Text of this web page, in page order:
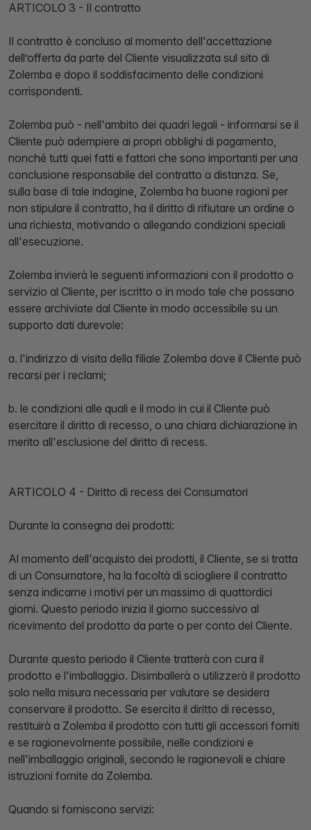
ARTICOLO 3 - Il contratto
Il contratto è concluso al momento dell'accettazione
dell’offerta da parte del Cliente visualizzata sul sito di
Zolemba e dopo il soddisfacimento delle condizioni
corrispondenti.
Zolemba può - nell'ambito dei quadri legali - informarsi se il
Cliente può adempiere ai propri obblighi di pagamento,
nonché tutti quei fatti e fattori che sono importanti per una
conclusione responsabile del contratto a distanza. Se,
sulla base di tale indagine, Zolemba ha buone ragioni per
non stipulare il contratto, ha il diritto di rifiutare un ordine o
una richiesta, motivando o allegando condizioni speciali
all'esecuzione.
Zolemba invierà le seguenti informazioni con il prodotto o
servizio al Cliente, per iscritto o in modo tale che possano
essere archiviate dal Cliente in modo accessibile su un
supporto dati durevole:
a. l'indirizzo di visita della filiale Zolemba dove il Cliente può
recarsi per i reclami;
b. le condizioni alle quali e il modo in cui il Cliente può
esercitare il diritto di recesso, o una chiara dichiarazione in
merito all'esclusione del diritto di recess.
ARTICOLO 4 - Diritto di recess dei Consumatori
Durante la consegna dei prodotti:
Al momento dell'acquisto dei prodotti, il Cliente, se si tratta
di un Consumatore, ha la facoltà di sciogliere il contratto
senza indicarne i motivi per un massimo di quattordici
giorni. Questo periodo inizia il giorno successivo al
ricevimento del prodotto da parte o per conto del Cliente.
Durante questo periodo il Cliente tratterà con cura il
prodotto e l'imballaggio. Disimballerà o utilizzerà il prodotto
solo nella misura necessaria per valutare se desidera
conservare il prodotto. Se esercita il diritto di recesso,
restituirà a Zolemba il prodotto con tutti gli accessori forniti
e se ragionevolmente possibile, nelle condizioni e
nell'imballaggio originali, secondo le ragionevoli e chiare
istruzioni fornite da Zolemba.
Quando si forniscono servizi: